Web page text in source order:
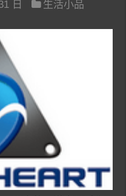
日
生活小品